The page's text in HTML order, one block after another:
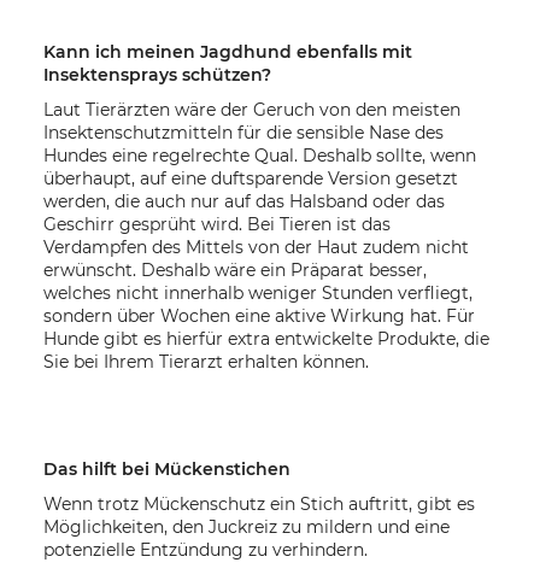
Kann ich meinen Jagdhund ebenfalls mit
Insektensprays schützen?
Laut Tierärzten wäre der Geruch von den meisten
Insektenschutzmitteln für die sensible Nase des
Hundes eine regelrechte Qual. Deshalb sollte, wenn
überhaupt, auf eine duftsparende Version gesetzt
werden, die auch nur auf das Halsband oder das
Geschirr gesprüht wird. Bei Tieren ist das
Verdampfen des Mittels von der Haut zudem nicht
erwünscht. Deshalb wäre ein Präparat besser,
welches nicht innerhalb weniger Stunden verfliegt,
sondern über Wochen eine aktive Wirkung hat. Für
Hunde gibt es hierfür extra entwickelte Produkte, die
Sie bei Ihrem Tierarzt erhalten können.
Das hilft bei Mückenstichen
Wenn trotz Mückenschutz ein Stich auftritt, gibt es
Möglichkeiten, den Juckreiz zu mildern und eine
potenzielle Entzündung zu verhindern.